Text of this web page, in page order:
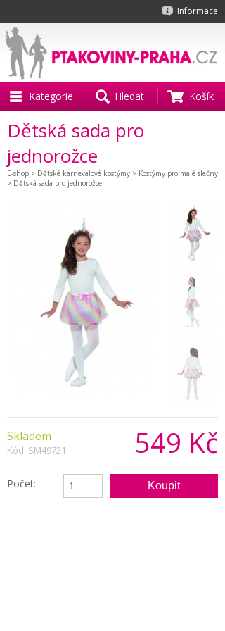
Informace
Kategorie Hledat Košík
Dětská sada pro
jednorožce
E-shop > Dětské karnevalové kostýmy > Kostýmy pro malé slečny
> Dětská sada pro jednorožce
549 Kč
Skladem
Kód: SM49721
Počet: